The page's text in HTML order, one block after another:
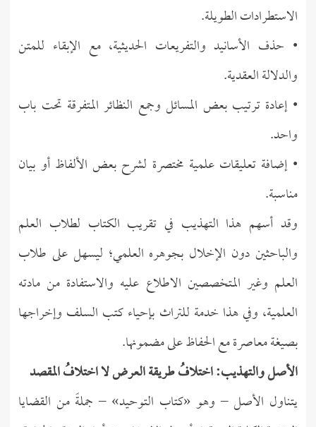
الاستطرادات الطويلة.
• حذف الأسانيد والتفريعات الحديثية، مع الإبقاء للمتن
والدلالة العقدية.
• إعادة ترتيب بعض المسائل وجمع النظائر المتفرقة تحت باب
واحد.
• إضافة تعليقات علمية مختصرة لشرح بعض الألفاظ أو بيان
مناسبة.
وقد أسهم هذا التهذيب في تقريب الكتاب لطلاب العلم
والباحثين دون الإخلال بجوهره العلمي؛ ليسهل على طلاب
العلم وغير المتخصصين الاطلاع عليه والاستفادة من مادته
العلمية، وفي هذا خدمة للتراث بإحياء كتب السلف وإخراجها
بصيغة معاصرة مع الحفاظ على مضمونها.
الأصل والتهذيب: اختلافُ طريقة العرض لا اختلافُ المقصد
يتناول الأصل – وهو «كتاب التوحيد» – جملةً من القضايا